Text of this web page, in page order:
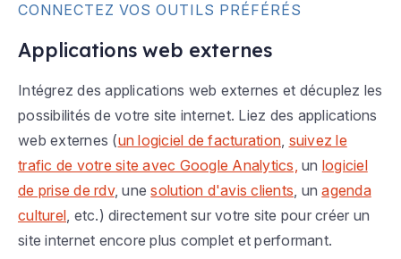
CONNECTEZ VOS OUTILS PRÉFÉRÉS
Applications web externes
Intégrez des applications web externes et décuplez les
possibilités de votre site internet. Liez des applications
web externes (un logiciel de facturation, suivez le
trafic de votre site avec Google Analytics, un logiciel
de prise de rdv, unesolution d'avis clients, unagenda
culturel, etc.) directement sur votre site pour créer un
site internet encore plus complet et performant.